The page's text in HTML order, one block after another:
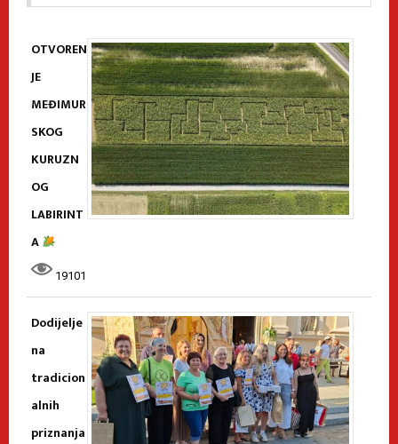
OTVOREN
JE
MEĐIMUR
SKOG
KURUZN
OG
LABIRINT
A
19101
Dodijelje
na
tradicion
alnih
priznanja